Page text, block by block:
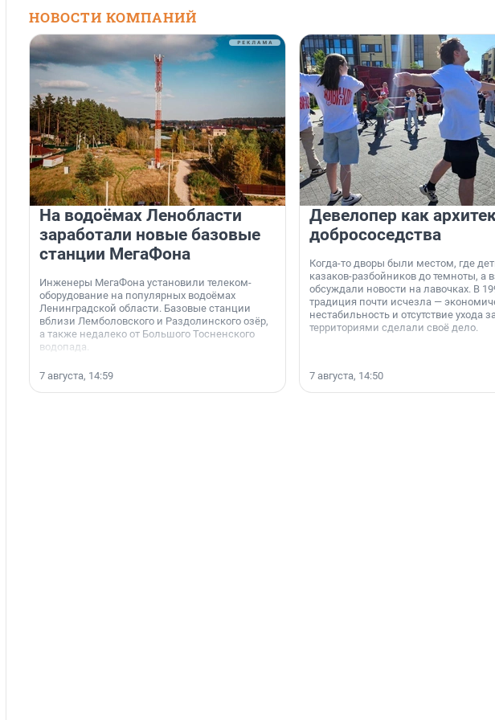
НОВОСТИ КОМПАНИЙ
На водоёмах Ленобласти
заработали новые базовые
станции МегаФона
Инженеры МегаФона установили телеком-
оборудование на популярных водоёмах
Ленинградской области. Базовые станции
вблизи Лемболовского и Раздолинского озёр,
а также недалеко от Большого Тосненского
водопада.
7 августа, 14:59
Девелопер как
добрососедства
Когда-то дворы были местом, где
казаков-разбойников до темноты, а
обсуждали новости на лавочках. В
традиция почти исчезла —
нестабильность и отсутствие ухода
территориями сделали своё дело.
7 августа, 14:50